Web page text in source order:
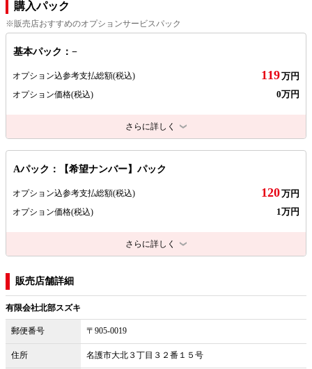
購入パック
※販売店おすすめのオプションサービスパック
基本パック：−
オプション込参考支払総額(税込) 119万円
オプション価格(税込) 0万円
さらに詳しく
Aパック：【希望ナンバー】パック
オプション込参考支払総額(税込) 120万円
オプション価格(税込) 1万円
さらに詳しく
販売店舗詳細
有限会社北部スズキ
郵便番号 〒905-0019
住所 名護市大北３丁目３２番１５号